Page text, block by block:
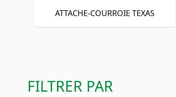
ATTACHE-COURROIE TEXAS
FILTRER PAR